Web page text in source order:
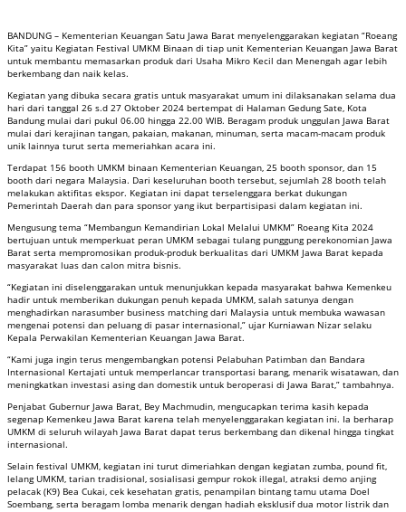
BANDUNG – Kementerian Keuangan Satu Jawa Barat menyelenggarakan kegiatan “Roeang
Kita” yaitu Kegiatan Festival UMKM Binaan di tiap unit Kementerian Keuangan Jawa Barat
untuk membantu memasarkan produk dari Usaha Mikro Kecil dan Menengah agar lebih
berkembang dan naik kelas.
Kegiatan yang dibuka secara gratis untuk masyarakat umum ini dilaksanakan selama dua
hari dari tanggal 26 s.d 27 Oktober 2024 bertempat di Halaman Gedung Sate, Kota
Bandung mulai dari pukul 06.00 hingga 22.00 WIB. Beragam produk unggulan Jawa Barat
mulai dari kerajinan tangan, pakaian, makanan, minuman, serta macam-macam produk
unik lainnya turut serta memeriahkan acara ini.
Terdapat 156 booth UMKM binaan Kementerian Keuangan, 25 booth sponsor, dan 15
booth dari negara Malaysia. Dari keseluruhan booth tersebut, sejumlah 28 booth telah
melakukan aktifitas ekspor. Kegiatan ini dapat terselenggara berkat dukungan
Pemerintah Daerah dan para sponsor yang ikut berpartisipasi dalam kegiatan ini.
Mengusung tema “Membangun Kemandirian Lokal Melalui UMKM” Roeang Kita 2024
bertujuan untuk memperkuat peran UMKM sebagai tulang punggung perekonomian Jawa
Barat serta mempromosikan produk-produk berkualitas dari UMKM Jawa Barat kepada
masyarakat luas dan calon mitra bisnis.
“Kegiatan ini diselenggarakan untuk menunjukkan kepada masyarakat bahwa Kemenkeu
hadir untuk memberikan dukungan penuh kepada UMKM, salah satunya dengan
menghadirkan narasumber business matching dari Malaysia untuk membuka wawasan
mengenai potensi dan peluang di pasar internasional,” ujar Kurniawan Nizar selaku
Kepala Perwakilan Kementerian Keuangan Jawa Barat.
“Kami juga ingin terus mengembangkan potensi Pelabuhan Patimban dan Bandara
Internasional Kertajati untuk memperlancar transportasi barang, menarik wisatawan, dan
meningkatkan investasi asing dan domestik untuk beroperasi di Jawa Barat,” tambahnya.
Penjabat Gubernur Jawa Barat, Bey Machmudin, mengucapkan terima kasih kepada
segenap Kemenkeu Jawa Barat karena telah menyelenggarakan kegiatan ini. Ia berharap
UMKM di seluruh wilayah Jawa Barat dapat terus berkembang dan dikenal hingga tingkat
internasional.
Selain festival UMKM, kegiatan ini turut dimeriahkan dengan kegiatan zumba, pound fit,
lelang UMKM, tarian tradisional, sosialisasi gempur rokok illegal, atraksi demo anjing
pelacak (K9) Bea Cukai, cek kesehatan gratis, penampilan bintang tamu utama Doel
Soembang, serta beragam lomba menarik dengan hadiah eksklusif dua motor listrik dan